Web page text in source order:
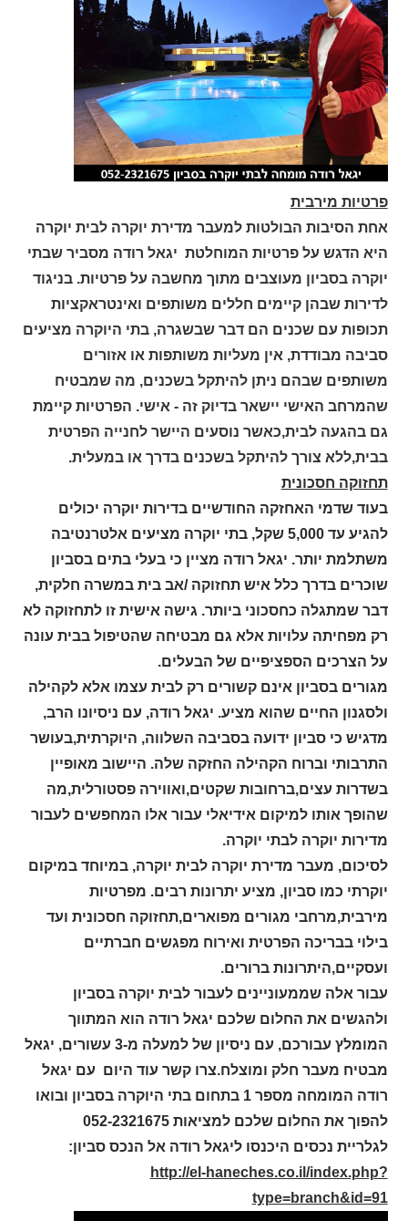
פרטיות מירבית
אחת הסיבות הבולטות למעבר מדירת יוקרה לבית יוקרה
היא הדגש על פרטיות המוחלטת יגאל רודה מסביר שבתי
יוקרה בסביון מעוצבים מתוך מחשבה על פרטיות. בניגוד
לדירות שבהן קיימים חללים משותפים ואינטראקציות
תכופות עם שכנים הם דבר שבשגרה, בתי היוקרה מציעים
סביבה מבודדת, אין מעליות משותפות או אזורים
משותפים שבהם ניתן להיתקל בשכנים, מה שמבטיח
שהמרחב האישי יישאר בדיוק זה - אישי. הפרטיות קיימת
גם בהגעה לבית,כאשר נוסעים היישר לחנייה הפרטית
בבית,ללא צורך להיתקל בשכנים בדרך או במעלית.
תחזוקה חסכונית
בעוד שדמי האחזקה החודשיים בדירות יוקרה יכולים
להגיע עד 5,000 שקל, בתי יוקרה מציעים אלטרנטיבה
משתלמת יותר. יגאל רודה מציין כי בעלי בתים בסביון
שוכרים בדרך כלל איש תחזוקה /אב בית במשרה חלקית,
דבר שמתגלה כחסכוני ביותר. גישה אישית זו לתחזוקה לא
רק מפחיתה עלויות אלא גם מבטיחה שהטיפול בבית עונה
על הצרכים הספציפיים של הבעלים.
מגורים בסביון אינם קשורים רק לבית עצמו אלא לקהילה
ולסגנון החיים שהוא מציע. יגאל רודה, עם ניסיונו הרב,
מדגיש כי סביון ידועה בסביבה השלווה, היוקרתית,בעושר
התרבותי וברוח הקהילה החזקה שלה. היישוב מאופיין
בשדרות עצים,ברחובות שקטים,ואווירה פסטורלית,מה
שהופך אותו למיקום אידיאלי עבור אלו המחפשים לעבור
מדירות יוקרה לבתי יוקרה.
לסיכום, מעבר מדירת יוקרה לבית יוקרה, במיוחד במיקום
יוקרתי כמו סביון, מציע יתרונות רבים. מפרטיות
מירבית,מרחבי מגורים מפוארים,תחזוקה חסכונית ועד
בילוי בבריכה הפרטית ואירוח מפגשים חברתיים
ועסקיים,היתרונות ברורים.
עבור אלה שממעוניינים לעבור לבית יוקרה בסביון
ולהגשים את החלום שלכם יגאל רודה הוא המתווך
המומלץ עבורכם, עם ניסיון של למעלה מ-3 עשורים, יגאל
מבטיח מעבר חלק ומוצלח.צרו קשר עוד היום עם יגאל
רודה המומחה מספר 1 בתחום בתי היוקרה בסביון ובואו
להפוך את החלום שלכם למציאות 052-2321675
לגלריית נכסים היכנסו ליגאל רודה אל הנכס סביון:
http://el-haneches.co.il/index.php?
type=branch&id=91